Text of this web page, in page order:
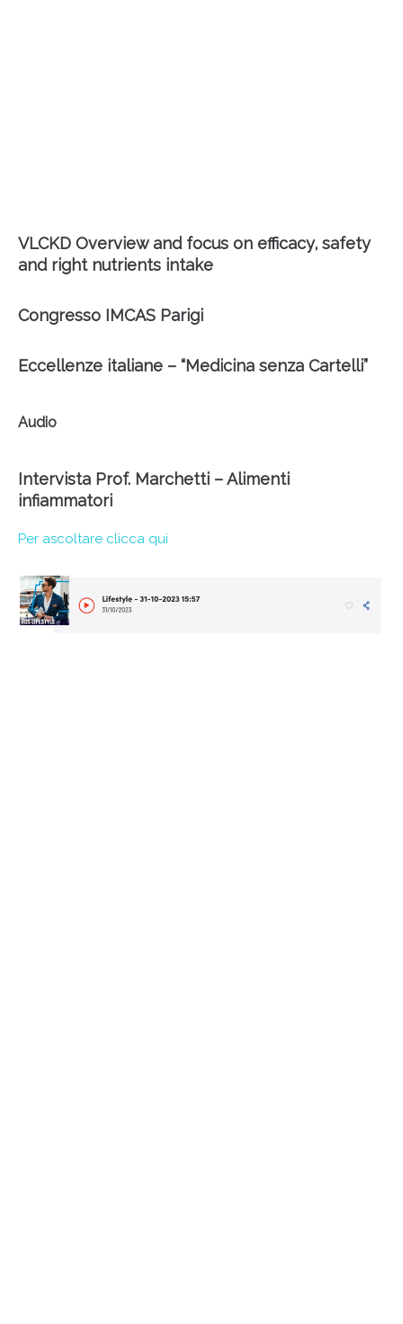
VLCKD Overview and focus on efficacy, safety
and right nutrients intake
Congresso IMCAS Parigi
Eccellenze italiane – “Medicina senza Cartelli”
Audio
Intervista Prof. Marchetti – Alimenti
infiammatori
Per ascoltare clicca qui